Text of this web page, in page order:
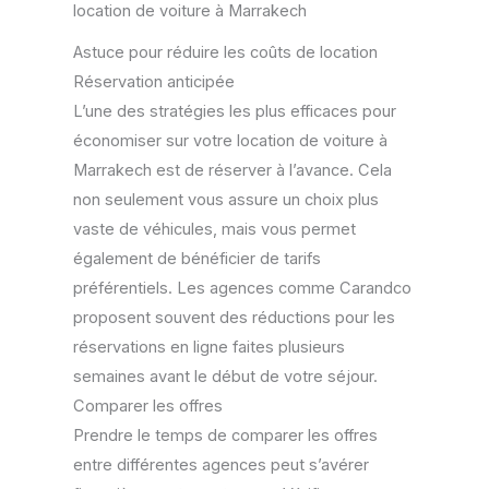
location de voiture à Marrakech
Astuce pour réduire les coûts de location
Réservation anticipée
L’une des stratégies les plus efficaces pour
économiser sur votre location de voiture à
Marrakech est de réserver à l’avance. Cela
non seulement vous assure un choix plus
vaste de véhicules, mais vous permet
également de bénéficier de tarifs
préférentiels. Les agences comme Carandco
proposent souvent des réductions pour les
réservations en ligne faites plusieurs
semaines avant le début de votre séjour.
Comparer les offres
Prendre le temps de comparer les offres
entre différentes agences peut s’avérer